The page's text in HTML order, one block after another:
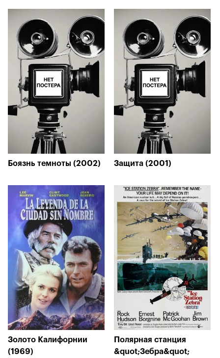
Боязнь темноты (2002) Защита (2001)
Золото Калифорнии
(1969)
Полярная станция
&quot;Зебра&quot;